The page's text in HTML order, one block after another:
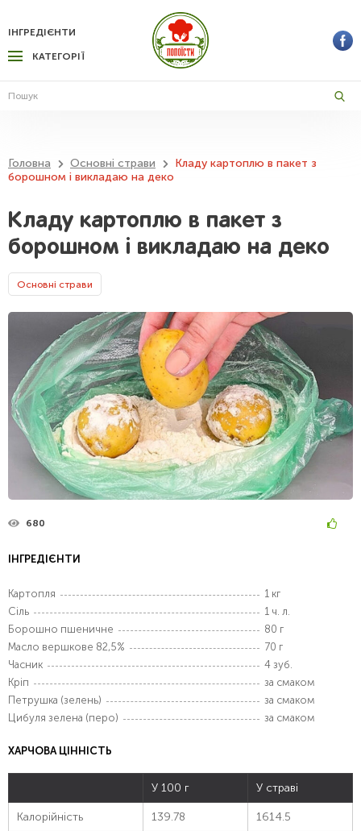
КАТЕГОРІЇ
ІНГРЕДІЄНТИ
Головна Основні страви
Кладу картоплю в пакет з
борошном і викладаю на деко
Кладу картоплю в пакет з
борошном і викладаю на деко
Основні страви
680
ІНГРЕДІЄНТИ
Картопля
1 кг
Сіль
1 ч. л.
Борошно пшеничне
80 г
Масло вершкове 82,5%
70 г
Часник
4 зуб.
Кріп
за смаком
Петрушка (зелень)
за смаком
Цибуля зелена (перо)
за смаком
ХАРЧОВА ЦІННІСТЬ
У 100 г У страві
Калорійність 139.78 1614.5